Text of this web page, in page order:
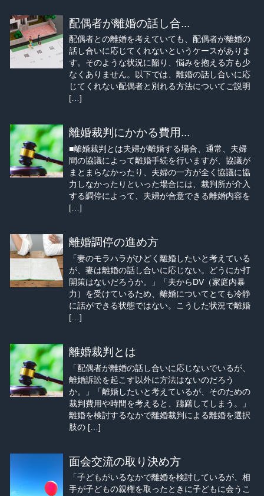
配偶者が離婚の話し合...
配偶者との離婚を考えていても、配偶者が離婚の
話し合いに応じてくれないというケースがありま
す。そのような状況に陥り、悩みを抱える方も少
なくありません。以下では、離婚の話し合いに応
じてくれない配偶者と別れる方法についてご説明
[…]
離婚裁判にかかる費用...
■離婚裁判とは夫婦が離婚する場合、通常、夫婦
間の協議によって離婚手続を行いますが、協議が
まとまらなかったり、夫婦の一方が全く協議に協
力しなかったりといった場合には、裁判所が介入
する調停によって、夫婦が合意できる離婚内容を
[…]
離婚調停の進め方
「妻のモラハラがひどく離婚したいと考えている
が、妻は離婚の話し合いに応じない。どうにか打
開策はないだろうか。」「夫からDV（家庭内暴
力）を受けているため、離婚についてとても冷静
に話ができる状態ではない。こうした状況で離婚
[…]
離婚裁判とは
「配偶者が離婚の話し合いに応じないでいるが、
離婚訴訟を起こす以外に方法はないのだろう
か。」「離婚したいと考えているが、そのための
裁判費用や時間を考えると、躊躇してしまう。」
離婚を検討するなかで離婚裁判による離婚を選択
肢の […]
面会交流の取り決め方
「子どもがいるなかで離婚を検討しているが、相
手が子どもの親権を取ったときに子どもに会うこ